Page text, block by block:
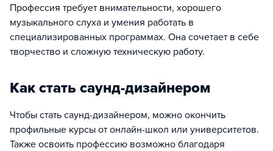
Профессия требует внимательности, хорошего
музыкального слуха и умения работать в
специализированных программах. Она сочетает в себе
творчество и сложную техническую работу.
Как стать саунд-дизайнером
Чтобы стать саунд-дизайнером, можно окончить
профильные курсы от онлайн-школ или университетов.
Также освоить профессию возможно благодаря